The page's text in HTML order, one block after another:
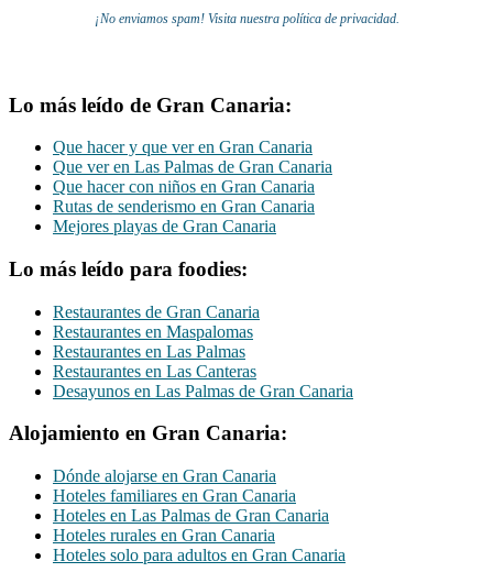
¡No enviamos spam! Visita nuestra política de privacidad.
Lo más leído de Gran Canaria:
Que hacer y que ver en Gran Canaria
Que ver en Las Palmas de Gran Canaria
Que hacer con niños en Gran Canaria
Rutas de senderismo en Gran Canaria
Mejores playas de Gran Canaria
Lo más leído para foodies:
Restaurantes de Gran Canaria
Restaurantes en Maspalomas
Restaurantes en Las Palmas
Restaurantes en Las Canteras
Desayunos en Las Palmas de Gran Canaria
Alojamiento en Gran Canaria:
Dónde alojarse en Gran Canaria
Hoteles familiares en Gran Canaria
Hoteles en Las Palmas de Gran Canaria
Hoteles rurales en Gran Canaria
Hoteles solo para adultos en Gran Canaria